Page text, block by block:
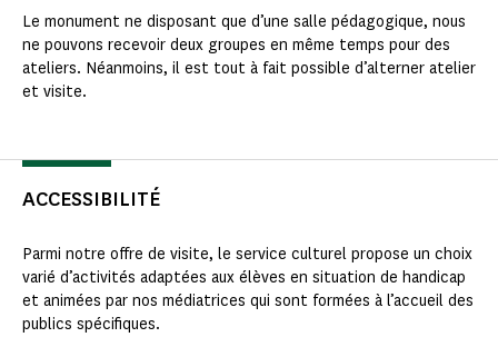
Le monument ne disposant que d’une salle pédagogique, nous
ne pouvons recevoir deux groupes en même temps pour des
ateliers. Néanmoins, il est tout à fait possible d’alterner atelier
et visite.
ACCESSIBILITÉ
Parmi notre offre de visite, le service culturel propose un choix
varié d’activités adaptées aux élèves en situation de handicap
et animées par nos médiatrices qui sont formées à l’accueil des
publics spécifiques.